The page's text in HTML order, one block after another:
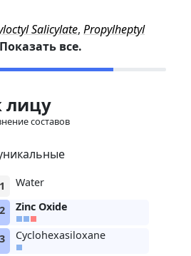
Salicylate, Propylheptyl
Показать все.
лицу
составов
1 Water
2 Zinc Oxide
3 Cyclohexasiloxane